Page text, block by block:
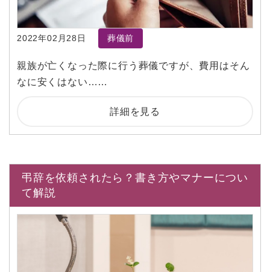
2022年02月28日 葬儀前
親族が亡くなった際に行う葬儀ですが、費用はそん
なに安くはない……
詳細を見る
弔辞を依頼されたら？書き方やマナーについ
て解説